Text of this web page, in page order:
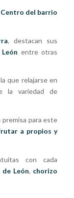
Centro del barrio
, destacan sus
entre otras
que relajarse en
la variedad de
para este
a propios y
con cada
de León, chorizo